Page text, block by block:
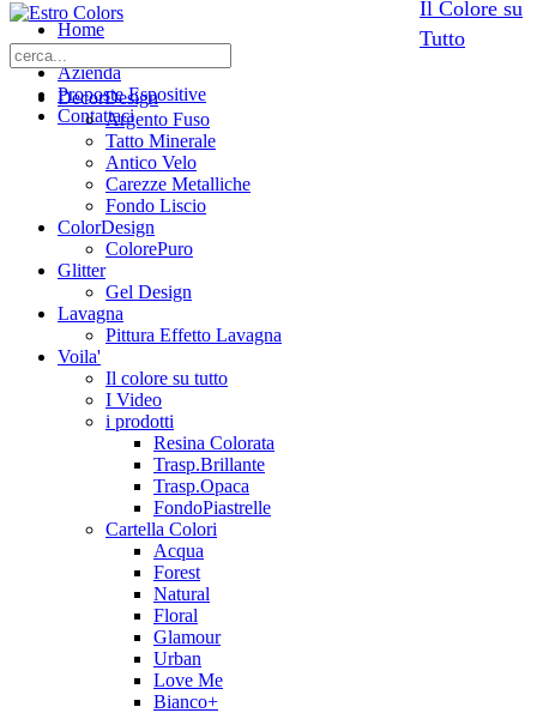
Home
Chi siamo
Azienda
Proposte Espositive
Contattaci
DecorDesign
Argento Fuso
Tatto Minerale
Antico Velo
Carezze Metalliche
Fondo Liscio
ColorDesign
ColorePuro
Glitter
Gel Design
Lavagna
Pittura Effetto Lavagna
Voila'
Il colore su tutto
I Video
i prodotti
Resina Colorata
Trasp.Brillante
Trasp.Opaca
FondoPiastrelle
Cartella Colori
Acqua
Forest
Natural
Floral
Glamour
Urban
Love Me
Bianco+
Il Colore su
Tutto